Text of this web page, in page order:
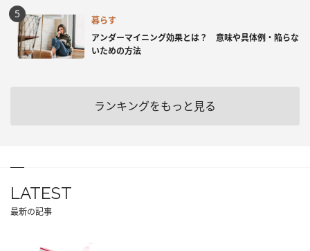
暮らす
アンダーマイニング効果とは？ 意味や具体例・陥らな
いための方法
ランキングをもっと見る
LATEST
最新の記事